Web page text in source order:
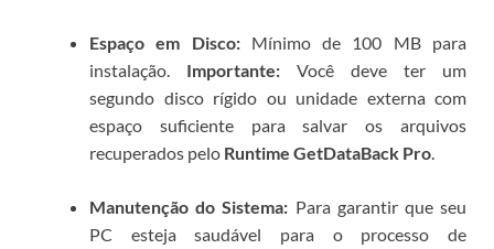
Espaço em Disco:Mínimo de 100 MB para
instalação. Importante: Você deve ter um
segundo disco rígido ou unidade externa com
espaço suficiente para salvar os arquivos
recuperados pelo Runtime GetDataBack Pro
Manutenção do Sistema: Para garantir que seu
PC esteja saudável para o processo de